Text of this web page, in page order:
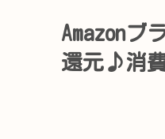
Amazon
還元♪消